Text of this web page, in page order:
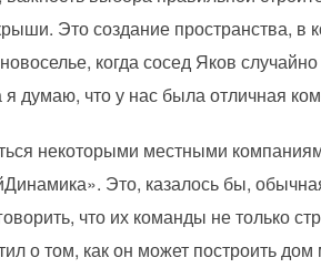
Это создание пространства, в
когда сосед Яков
думаю, что у нас была отличная
некоторыми местными
Это, казалось бы,
что их команды не только
о том, как он может построить